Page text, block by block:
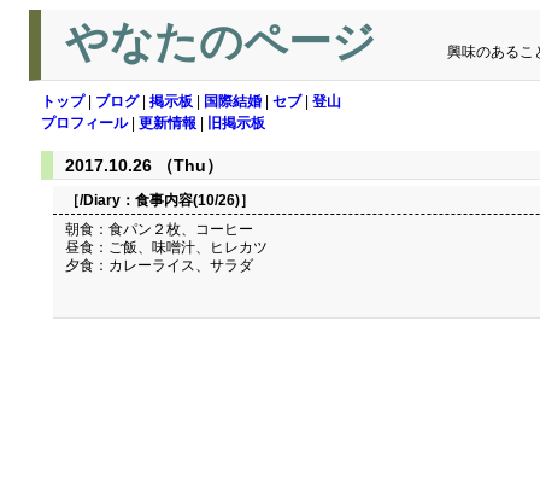
やなたのページ 興味のあるこ
トップ| ブログ| 掲示板 国際結婚 セブ| 登山
プロフィール| 更新情報 旧掲示板
2017.10.26 （Thu）
［/Diary： 食事内容(10/26)］
朝食：食パン２枚、コーヒー
昼食：ご飯、味噌汁、ヒレカツ
夕食：カレーライス、サラダ